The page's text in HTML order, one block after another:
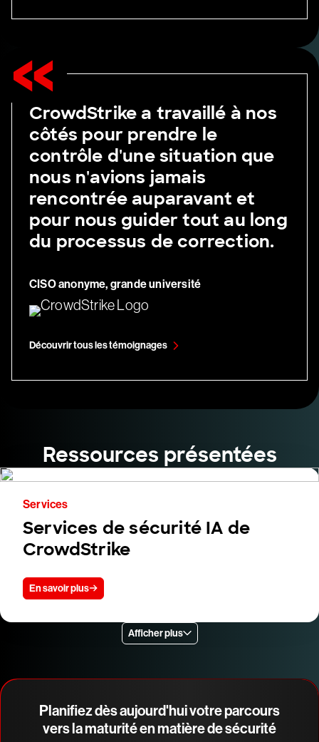
CrowdStrike a travaillé à nos
côtés pour prendre le
contrôle d'une situation que
nous n'avions jamais
rencontrée auparavant et
pour nous guider tout au long
du processus de correction.
CISO anonyme, grande université
Découvrir tous les témoignages
Ressources présentées
Services
Services de sécurité IA de
CrowdStrike
En savoir plus
Afficher plus
Planifiez dès aujourd'hui votre parcours
vers la maturité en matière de sécurité